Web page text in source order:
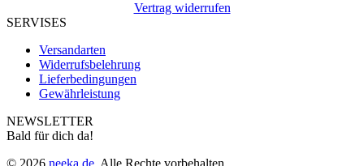
Vertrag widerrufen
SERVISES
Versandarten
Widerrufsbelehrung
Lieferbedingungen
Gewährleistung
NEWSLETTER
Bald für dich da!
© 2026 neeka.de. Alle Rechte vorbehalten.